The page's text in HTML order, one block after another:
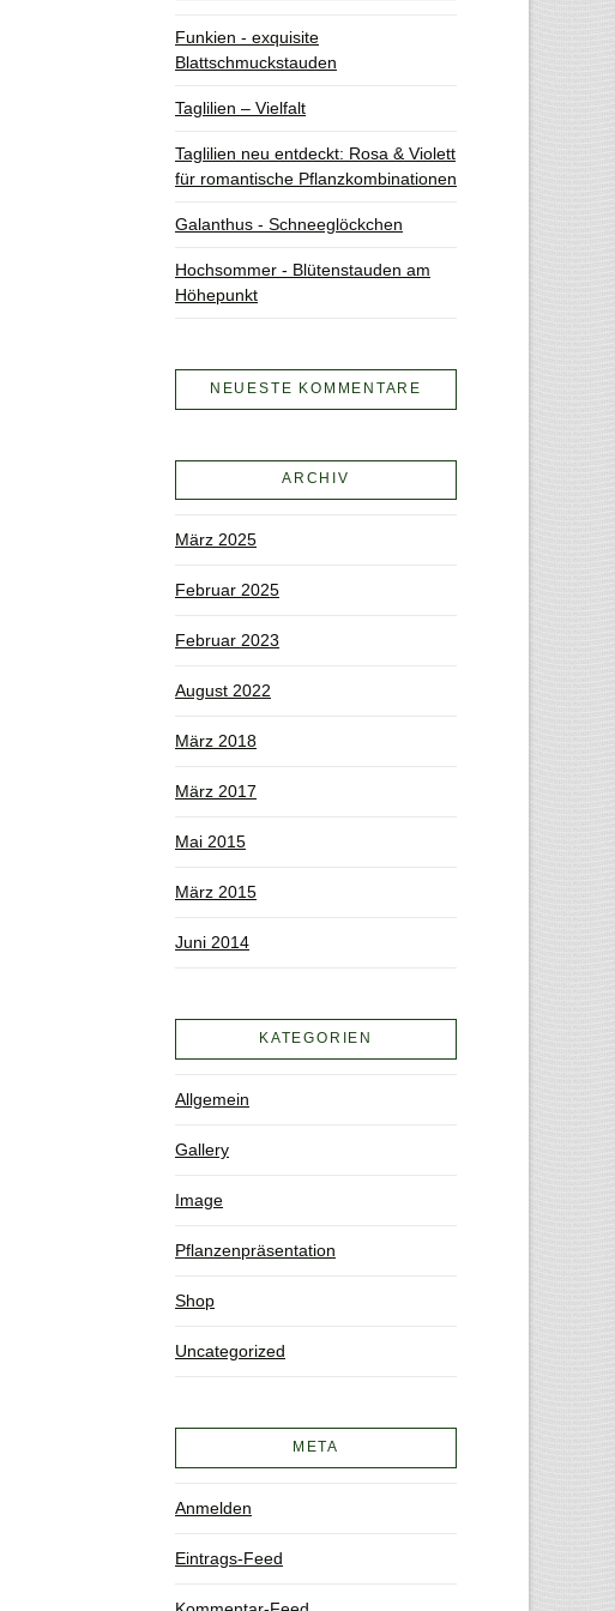
Funkien - exquisite
Blattschmuckstauden
Taglilien – Vielfalt
Taglilien neu entdeckt: Rosa & Violett
für romantische Pflanzkombinationen
Galanthus - Schneeglöckchen
Hochsommer - Blütenstauden am
Höhepunkt
NEUESTE KOMMENTARE
ARCHIV
März 2025
Februar 2025
Februar 2023
August 2022
März 2018
März 2017
Mai 2015
März 2015
Juni 2014
KATEGORIEN
Allgemein
Gallery
Image
Pflanzenpräsentation
Shop
Uncategorized
META
Anmelden
Eintrags-Feed